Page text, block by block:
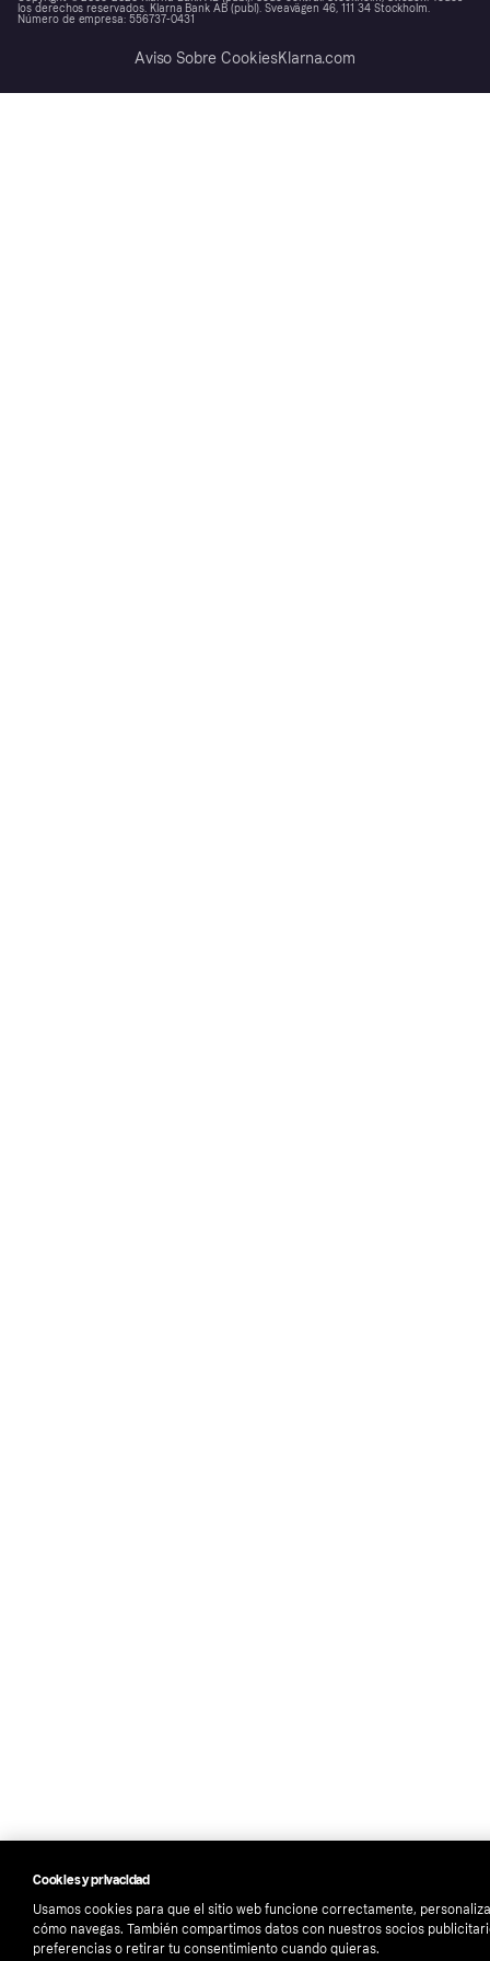
los derechos reservados. Klarna Bank AB (publ). Sveavägen 46, 111 34 Stockholm.
Número de empresa: 556737-0431
Aviso Sobre CookiesKlarna.com
Cookies y privacidad
Usamos cookies para que el sitio web funcione correctamente,
cómo navegas. También compartimos datos con nuestros socios
preferencias o retirar tu consentimiento cuando quieras.